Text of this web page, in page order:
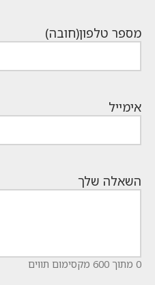
מספר טלפון(חובה)
אימייל
השאלה שלך
0 מתוך 600 מקסימום תווים